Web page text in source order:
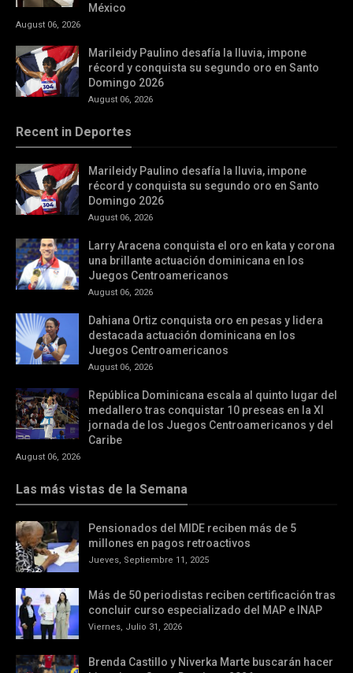
México
August 06, 2026
Marileidy Paulino desafía la lluvia, impone
récord y conquista su segundo oro en Santo
Domingo 2026
August 06, 2026
Recent in Deportes
Marileidy Paulino desafía la lluvia, impone
récord y conquista su segundo oro en Santo
Domingo 2026
August 06, 2026
Larry Aracena conquista el oro en kata y corona
una brillante actuación dominicana en los
Juegos Centroamericanos
August 06, 2026
Dahiana Ortiz conquista oro en pesas y lidera
destacada actuación dominicana en los
Juegos Centroamericanos
August 06, 2026
República Dominicana escala al quinto lugar del
medallero tras conquistar 10 preseas en la XI
jornada de los Juegos Centroamericanos y del
Caribe
August 06, 2026
Las más vistas de la Semana
Pensionados del MIDE reciben más de 5
millones en pagos retroactivos
Jueves, Septiembre 11, 2025
Más de 50 periodistas reciben certificación tras
concluir curso especializado del MAP e INAP
Viernes, Julio 31, 2026
Brenda Castillo y Niverka Marte buscarán hacer